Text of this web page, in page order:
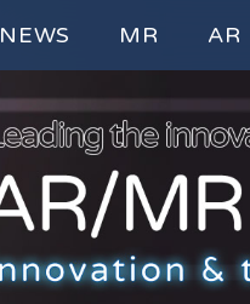
NEWS MR AR